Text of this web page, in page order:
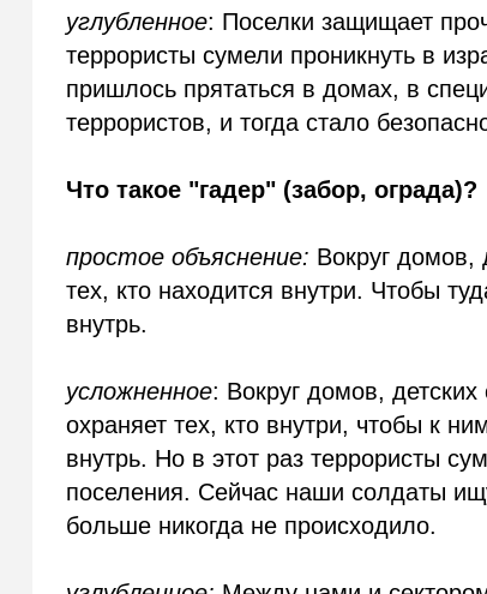
углубленное: Поселки защищает
террористы сумели проникнуть в
пришлось прятаться в домах, в
террористов, и тогда стало
Что такое "гадер" (забор, ограда)?
простое объяснение: Вокруг домов,
тех, кто находится внутри. Чтобы
внутрь.
усложненное: Вокруг домов,
охраняет тех, кто внутри, чтобы к
внутрь. Но в этот раз террористы
поселения. Сейчас наши солдаты
больше никогда не происходило.